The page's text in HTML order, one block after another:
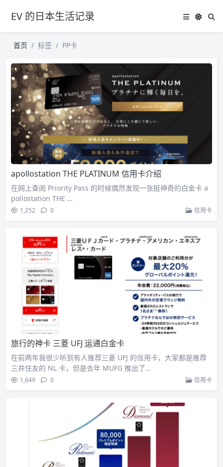
EV 的日本生活记录
首页 标签 PP卡
apollostation THE PLATINUM 信用卡介绍
在网上查阅 Priority Pass 的时候偶然发现一张挺神奇的白金卡 a
pollostation THE …
1,252 0 信用卡
旅行的神卡 三菱 UFJ 运通白金卡
在前两年我很少听到有人推荐三菱 UFJ 的信用卡，大家都是推荐
三井住友的 NL 卡，但是去年 MUFG 推出了…
1,649 0 信用卡